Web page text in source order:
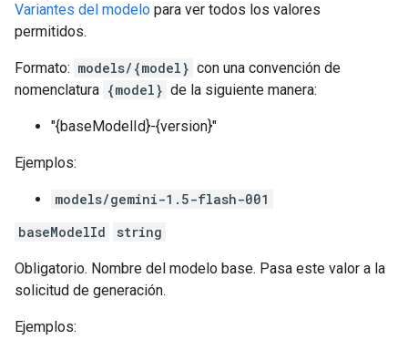
Variantes del modelo para ver todos los valores
permitidos.
Formato: models/{model} con una convención de
nomenclatura {model} de la siguiente manera:
"{baseModelId}-{version}"
Ejemplos:
models/gemini-1.5-flash-001
baseModelId
string
Obligatorio. Nombre del modelo base. Pasa este valor a la
solicitud de generación.
Ejemplos: